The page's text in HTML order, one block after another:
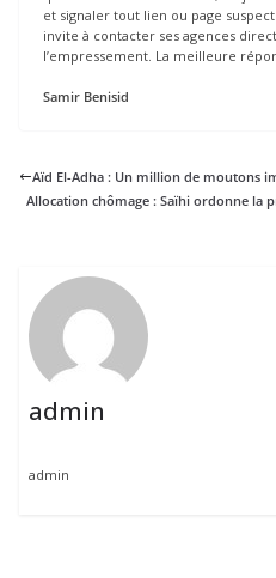
et signaler tout lien ou page
invite à contacter ses agences
l’empressement. La meilleure
Samir Benisid
Aïd El-Adha : Un million de moutons
Allocation chômage : Saïhi ordonne la
admin
admin